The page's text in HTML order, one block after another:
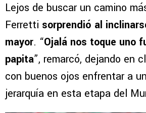
Lejos de buscar un camino
Ferretti sorprendió al
mayor. “Ojalá nos toque uno
papita”, remarcó, dejando en
con buenos ojos enfrentar a
jerarquía en esta etapa del